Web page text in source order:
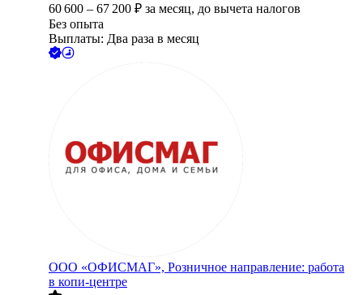
60 600 – 67 200 ₽ за месяц, до вычета налогов
Без опыта
Выплаты: Два раза в месяц
ООО «ОФИСМАГ», Розничное направление: работа
в копи-центре